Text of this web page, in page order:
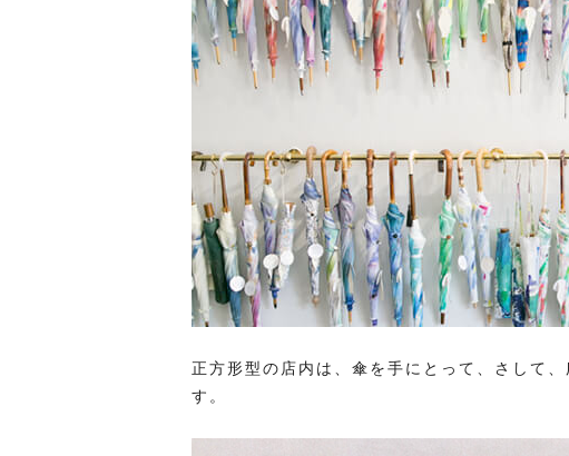
正方形型の店内は、傘を手にとって、さして
す。